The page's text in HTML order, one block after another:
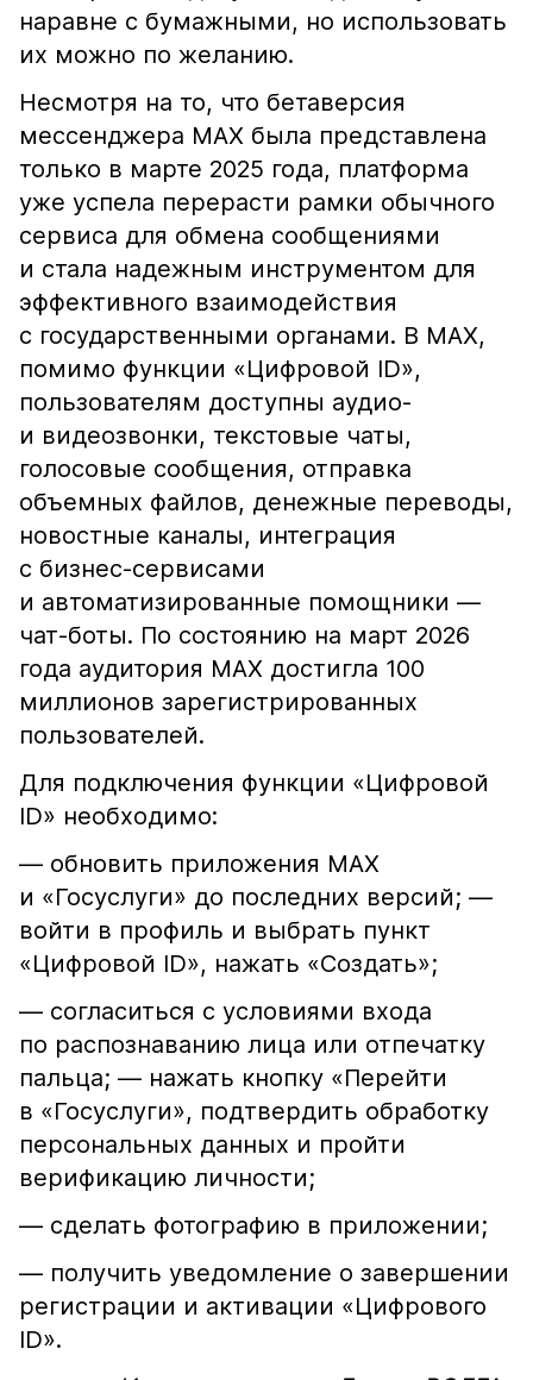
наравне с бумажными, но использовать
их можно по желанию.
Несмотря на то, что бетаверсия
мессенджера MAX была представлена
только в марте 2025 года, платформа
уже успела перерасти рамки обычного
сервиса для обмена сообщениями
и стала надежным инструментом для
эффективного взаимодействия
с государственными органами. В MAX,
помимо функции «Цифровой ID»,
пользователям доступны аудио-
и видеозвонки, текстовые чаты,
голосовые сообщения, отправка
объемных файлов, денежные переводы,
новостные каналы, интеграция
с бизнес-сервисами
и автоматизированные помощники —
чат-боты. По состоянию на март 2026
года аудитория МAX достигла 100
миллионов зарегистрированных
пользователей.
Для подключения функции «Цифровой
ID» необходимо:
— обновить приложения MAX
и «Госуслуги» до последних версий; —
войти в профиль и выбрать пункт
«Цифровой ID», нажать «Создать»;
— согласиться с условиями входа
по распознаванию лица или отпечатку
пальца; — нажать кнопку «Перейти
в «Госуслуги», подтвердить обработку
персональных данных и пройти
верификацию личности;
— сделать фотографию в приложении;
— получить уведомление о завершении
регистрации и активации «Цифрового
ID».